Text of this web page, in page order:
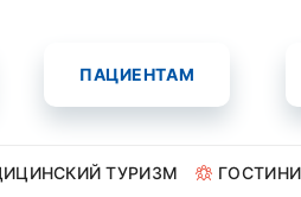
ПАЦИЕНТАМ
ТУРИЗМ